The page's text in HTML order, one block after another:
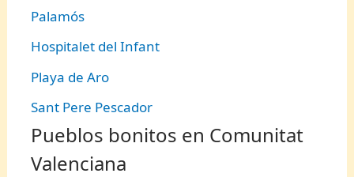
Palamós
Hospitalet del Infant
Playa de Aro
Sant Pere Pescador
Pueblos bonitos en Comunitat
Valenciana